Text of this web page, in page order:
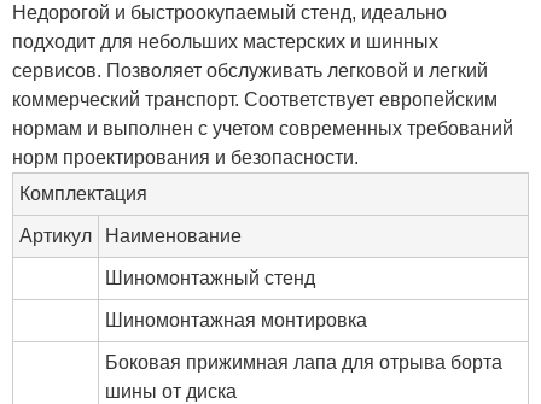
Недорогой и быстроокупаемый стенд, идеально
подходит для небольших мастерских и шинных
сервисов. Позволяет обслуживать легковой и легкий
коммерческий транспорт. Соответствует европейским
нормам и выполнен с учетом современных требований
норм проектирования и безопасности.
Комплектация
Артикул Наименование
Шиномонтажный стенд
Шиномонтажная монтировка
Боковая прижимная лапа для отрыва борта
шины от диска